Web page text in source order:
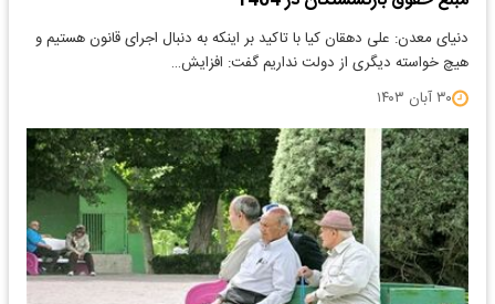
دنیای معدن: علی دهقان کیا با تاکید بر اینکه به دنبال اجرای قانون هستیم و
هیچ خواسته دیگری از دولت نداریم گفت: افزایش…
۳۰ آبان ۱۴۰۳